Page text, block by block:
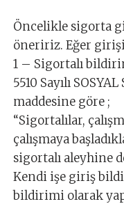
Öncelikle sigorta
öneririz. Eğer
1 – Sigortalı
5510 Sayılı
maddesine göre ;
“Sigortalılar,
çalışmaya
sigortalı aleyhine
Kendi işe giriş
bildirimi olarak